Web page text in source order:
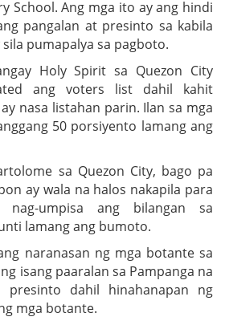
School. Ang mga ito ay ang hindi
pangalan at presinto sa kabila
pumapalya sa pagboto.
Holy Spirit sa Quezon City
ang voters list dahil kahit
nasa listahan parin. Ilan sa mga
50 porsiyento lamang ang
sa Quezon City, bago pa
ay wala na halos nakapila para
nag-umpisa ang bilangan sa
lamang ang bumoto.
naranasan ng mga botante sa
isang paaralan sa Pampanga na
presinto dahil hinahanapan ng
mga botante.